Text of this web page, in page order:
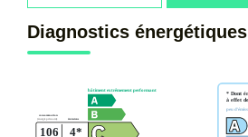
Diagnostics énergétiques